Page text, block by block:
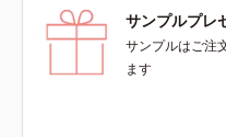
サンプルプレ
サンプルはご注
ます